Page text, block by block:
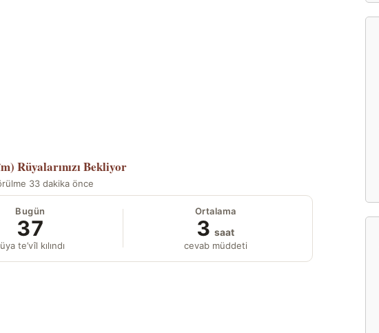
Rüyalarınızı Bekliyor
33 dakika önce
Bugün
37
te’vîl kılındı
Ortalama
3 saat
cevab müddeti